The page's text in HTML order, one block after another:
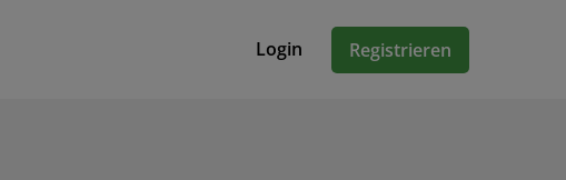
Login Registrieren